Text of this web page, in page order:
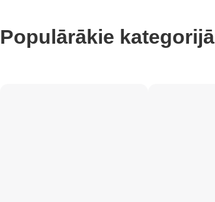
Populārākie kategorijā